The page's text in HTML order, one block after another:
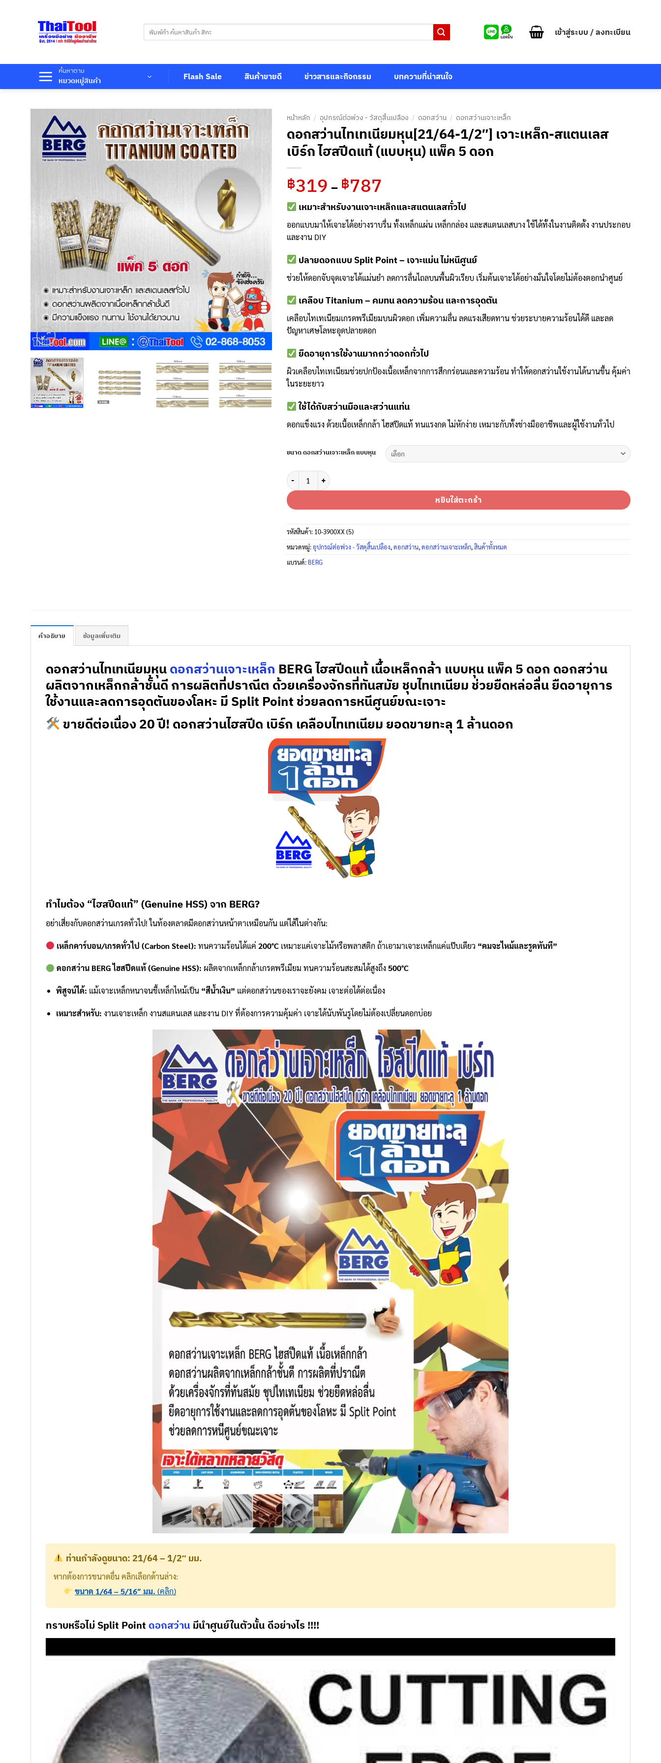
เข้าสู่ระบบ / ลงทะเบียน
ค้นหาตาม
หมวดหมู่สินค้า Flash Sale สินค้าขายดี ข่าวสารและกิจกรรม บทความที่น่าสนใจ
หน้าหลัก / อุปกรณ์ต่อพ่วง - วัสดุสิ้นเปลือง / ดอกสว่าน / ดอกสว่านเจาะเหล็ก
ดอกสว่านไทเทเนียมหุน[21/64-1/2″] เจาะเหล็ก-สแตนเลส
เบิร์ก ไฮสปีดแท้ (แบบหุน) แพ็ค 5 ดอก
฿319 – ฿787
฿319
through
฿787
เหมาะสำหรับงานเจาะเหล็กและสแตนเลสทั่วไป
ออกแบบมาให้เจาะได้อย่างราบรื่น ทั้งเหล็กแผ่น เหล็กกล่อง และสแตนเลสบาง ใช้ได้ทั้งในงานติดตั้ง งานประกอบ
และงาน DIY
ปลายดอกแบบ Split Point – เจาะแม่น ไม่หนีศูนย์
ช่วยให้ดอกจับจุดเจาะได้แม่นยำ ลดการลื่นไถลบนพื้นผิวเรียบ เริ่มต้นเจาะได้อย่างมั่นใจโดยไม่ต้องตอกนำศูนย์
เคลือบ Titanium – คมทน ลดความร้อน และการอุดตัน
เคลือบไทเทเนียมเกรดพรีเมียมบนผิวดอก เพิ่มความลื่น ลดแรงเสียดทาน ช่วยระบายความร้อนได้ดี และลด
ปัญหาเศษโลหะอุดปลายดอก
ยืดอายุการใช้งานมากกว่าดอกทั่วไป
ผิวเคลือบไทเทเนียมช่วยปกป้องเนื้อเหล็กจากการสึกกร่อนและความร้อน ทำให้ดอกสว่านใช้งานได้นานขึ้น คุ้มค่า
ในระยะยาว
ใช้ได้กับสว่านมือและสว่านแท่น
ดอกแข็งแรง ด้วยเนื้อเหล็กกล้า ไฮสปีดแท้ ทนแรงกด ไม่หักง่าย เหมาะกับทั้งช่างมืออาชีพและผู้ใช้งานทั่วไป
ขนาด ดอกสว่านเจาะเหล็ก แบบหุน
จำนวน ดอกสว่านไทเทเนียมหุน[21/64-1/2"] เจาะเหล็ก-สแตนเลส เบิร์ก ไฮสปีดแท้ (แบบหุน) แพ็ค 5 ดอก ชิ้น
หยิบใส่ตะกร้า
รหัสสินค้า: 10-3900XX (5)
หมวดหมู่:อุปกรณ์ต่อพ่วง - วัสดุสิ้นเปลือง,ดอกสว่าน,ดอกสว่านเจาะเหล็ก,สินค้าทั้งหมด
แบรนด์: BERG
คำอธิบาย ข้อมูลเพิ่มเติม
ดอกสว่านไทเทเนียมหุน ดอกสว่านเจาะเหล็ก BERG ไฮสปีดแท้ เนื้อเหล็กกล้า แบบหุน แพ็ค 5 ดอก ดอกสว่าน
ผลิตจากเหล็กกล้าชั้นดี การผลิตที่ปราณีต ด้วยเครื่องจักรที่ทันสมัย ชุบไทเทเนียม ช่วยยืดหล่อลื่น ยืดอายุการ
ใช้งานและลดการอุดตันของโลหะ มี Split Point ช่วยลดการหนีศูนย์ขณะเจาะ
ขายดีต่อเนื่อง 20 ปี! ดอกสว่านไฮสปีด เบิร์ก เคลือบไทเทเนียม ยอดขายทะลุ 1 ล้านดอก
ทำไมต้อง “ไฮสปีดแท้” (Genuine HSS) จาก BERG?
อย่าเสี่ยงกับดอกสว่านเกรดทั่วไป! ในท้องตลาดมีดอกสว่านหน้าตาเหมือนกัน แต่ไส้ในต่างกัน:
เหล็กคาร์บอน/เกรดทั่วไป (Carbon Steel): ทนความร้อนได้แค่200°C เหมาะแค่เจาะไม้หรือพลาสติก ถ้าเอามาเจาะเหล็กแค่แป๊บเดียว “คมจะไหม้และรูดทันที”
ดอกสว่าน BERG ไฮสปีดแท้ (Genuine HSS): ผลิตจากเหล็กกล้าเกรดพรีเมียม ทนความร้อนสะสมได้สูงถึง500°C
พิสูจน์ได้: แม้เจาะเหล็กหนาจนขี้เหล็กไหม้เป็น “สีน้ำเงิน” แต่ดอกสว่านของเราจะยังคม เจาะต่อได้ต่อเนื่อง
เหมาะสำหรับ: งานเจาะเหล็ก งานสแตนเลส และงาน DIY ที่ต้องการความคุ้มค่า เจาะได้นับพันรูโดยไม่ต้องเปลี่ยนดอกบ่อย
ท่านกำลังดูขนาด: 21/64 – 1/2″ มม.
หากต้องการขนาดอื่น คลิกเลือกด้านล่าง:
ขนาด 1/64 – 5/16″ มม. (คลิก)
ทราบหรือไม่ Split Point ดอกสว่าน มีนำศูนย์ในตัวนั้น ดีอย่างไร !!!!